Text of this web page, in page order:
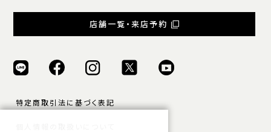
店舗一覧・来店予約
特定商取引法に基づく表記